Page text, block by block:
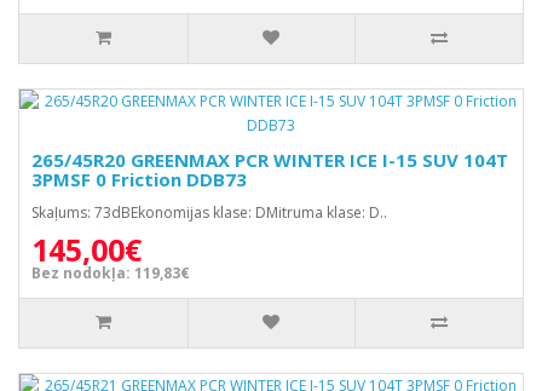
265/45R20 GREENMAX PCR WINTER ICE I-15 SUV 104T
3PMSF 0 Friction DDB73
Skaļums: 73dBEkonomijas klase: DMitruma klase: D..
145,00€
Bez nodokļa: 119,83€